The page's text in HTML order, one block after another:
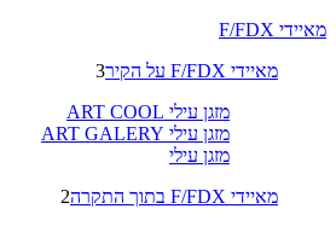
מאיידי F/FDX
מאיידי F/FDX על הקיר
3
מזגן עילי ART COOL
מזגן עילי ART GALERY
מזגן עילי
מאיידי F/FDX בתוך התקרה
2